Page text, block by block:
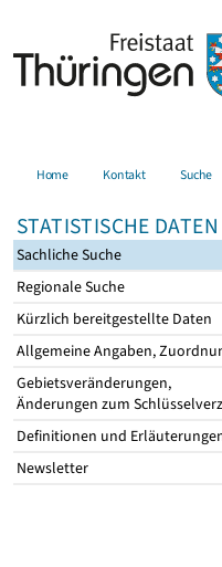
Home Kontakt Suche
STATISTISCHE DATEN
Sachliche Suche
Regionale Suche
Kürzlich bereitgestellte Daten
Allgemeine Angaben,
Gebietsveränderungen,
Änderungen zum
Definitionen und
Newsletter